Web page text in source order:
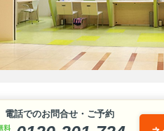
電話でのお問合せ・ご予約